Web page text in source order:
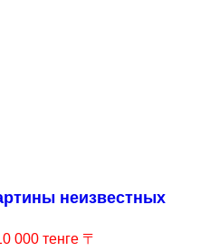
неизвестных
000 тенге 〒